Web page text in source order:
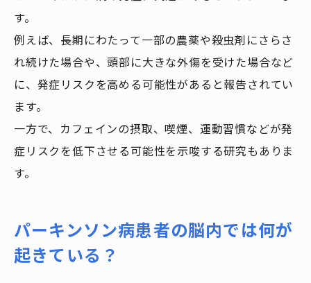
す。
例えば、長期にわたって一部の農薬や殺虫剤にさらさ
れ続けた場合や、頭部に大きな外傷を受けた場合など
に、発症リスクを高める可能性があると報告されてい
ます。
一方で、カフェインの摂取、喫煙、運動習慣などが発
症リスクを低下させる可能性を示唆する研究もありま
す。
パーキンソン病患者の脳内では何が
起きている？